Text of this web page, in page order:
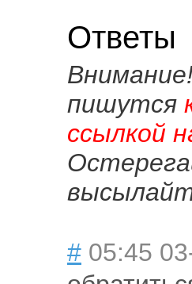
Ответы
пишутся
ссылкой
# 05:45